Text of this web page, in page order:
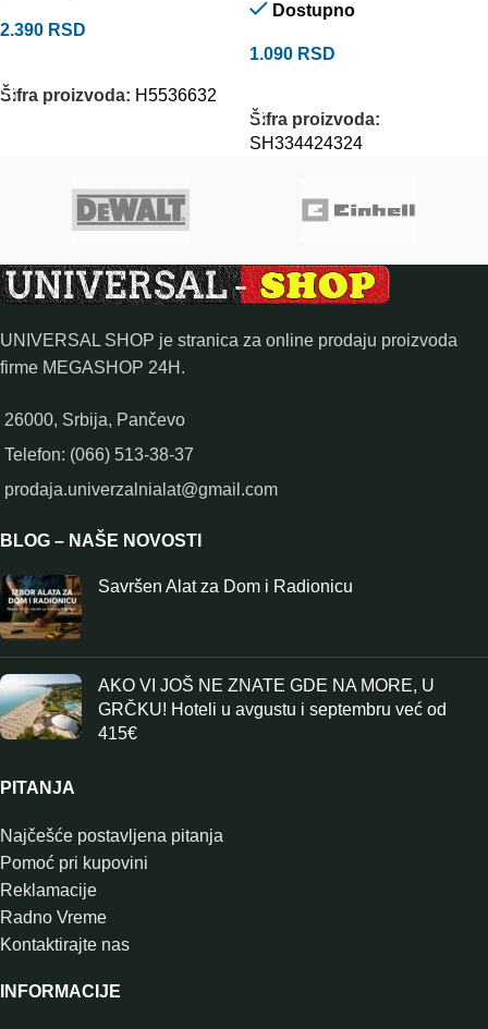
2.390 RSD
Šifra proizvoda: H5536632
Dostupno
1.090 RSD
Šifra proizvoda:
SH334424324
UNIVERSAL SHOP je stranica za online prodaju proizvoda
firme MEGASHOP 24H.
26000, Srbija, Pančevo
Telefon: (066) 513-38-37
prodaja.univerzalnialat@gmail.com
BLOG – NAŠE NOVOSTI
Savršen Alat za Dom i Radionicu
AKO VI JOŠ NE ZNATE GDE NA MORE, U
GRČKU! Hoteli u avgustu i septembru već od
415€
PITANJA
Najčešće postavljena pitanja
Pomoć pri kupovini
Reklamacije
Radno Vreme
Kontaktirajte nas
INFORMACIJE